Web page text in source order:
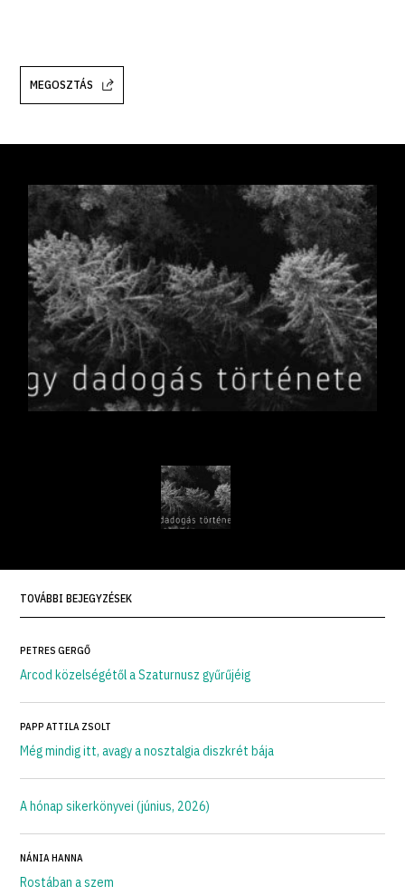
MEGOSZTÁS
TOVÁBBI BEJEGYZÉSEK
PETRES GERGŐ
Arcod közelségétől a Szaturnusz gyűrűjéig
PAPP ATTILA ZSOLT
Még mindig itt, avagy a nosztalgia diszkrét bája
A hónap sikerkönyvei (június, 2026)
NÁNIA HANNA
Rostában a szem